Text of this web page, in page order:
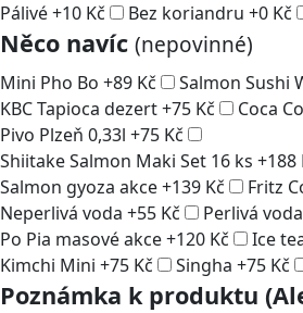
Pálivé+10 Kč Bez koriandru +0 Kč
Něco navíc (nepovinné)
Mini Pho Bo +89 Kč Salmon Sushi
KBC Tapioca dezert+75 Kč Coca
Pivo Plzeň 0,33l +75 Kč
Shiitake Salmon Maki Set 16 ks +188
Salmon gyoza akce+139 Kč Fritz
Neperlivá voda +55 Kč Perlivá voda
Po Pia masové akce+120 Kč Ice
Kimchi Mini +75 Kč Singha +75 Kč
Poznámka k produktu